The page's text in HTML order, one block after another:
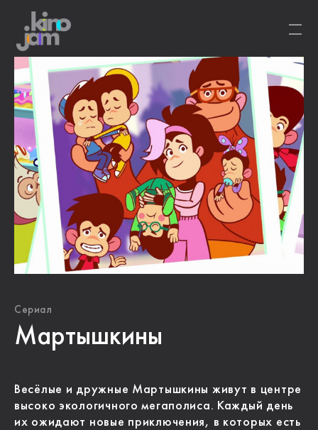
Сериал
Мартышкины
Весёлые и дружные Мартышкины живут в центре
высоко экологичного мегаполиса. Каждый день
их ожидают новые приключения, в которых есть